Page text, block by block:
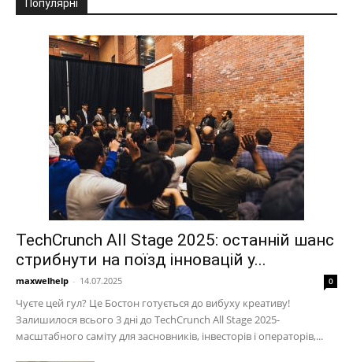
Популярні
TechCrunch All Stage 2025: останній шанс
стрибнути на поїзд інновацій у...
maxwelhelp - 14.07.2025 0
Чуєте цей гул? Це Бостон готується до вибуху креативу!
Залишилося всього 3 дні до TechCrunch All Stage 2025-
масштабного саміту для засновників, інвесторів і операторів,...